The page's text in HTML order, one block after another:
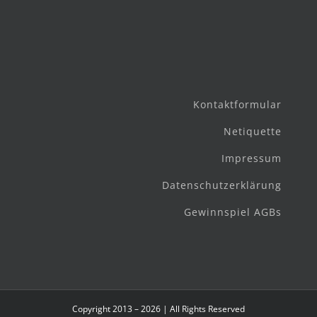
Kontaktformular
Netiquette
Impressum
Datenschutzerklärung
Gewinnspiel AGBs
Copyright 2013 – 2026 | All Rights Reserved